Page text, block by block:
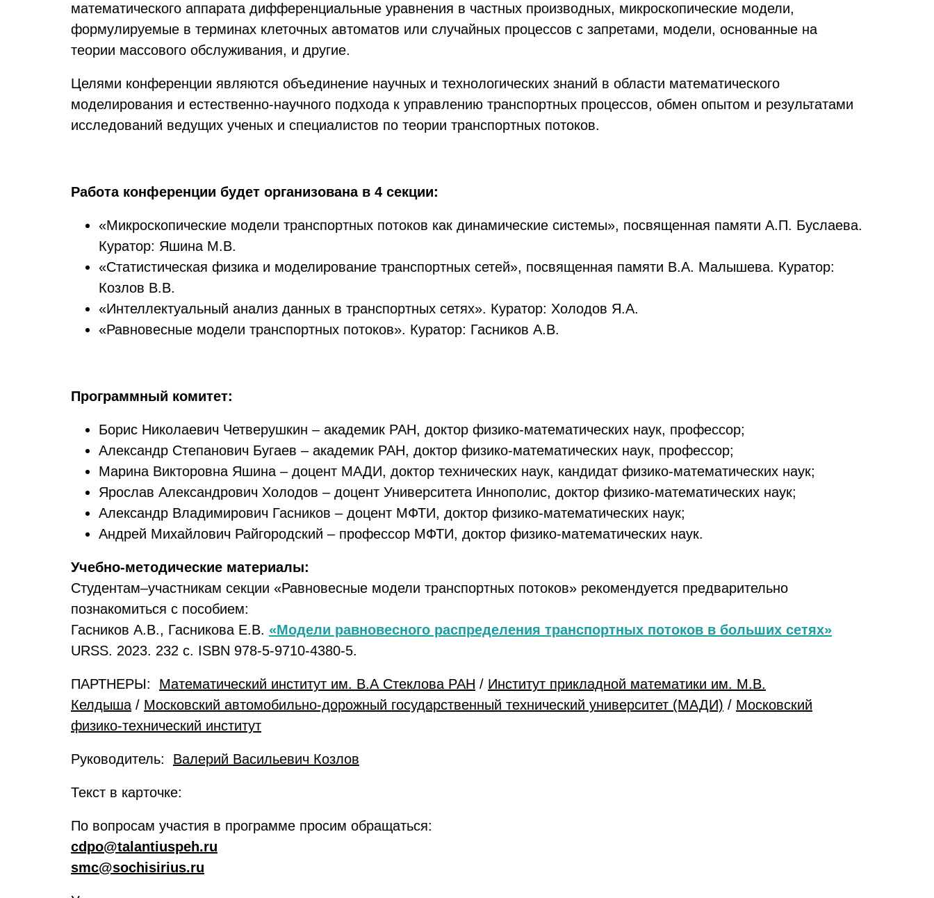
математического аппарата дифференциальные уравнения в частных производных, микроскопические модели,
формулируемые в терминах клеточных автоматов или случайных процессов с запретами, модели, основанные на
теории массового обслуживания, и другие.
Целями конференции являются объединение научных и технологических знаний в области математического
моделирования и естественно-научного подхода к управлению транспортных процессов, обмен опытом и результатами
исследований ведущих ученых и специалистов по теории транспортных потоков.
Работа конференции будет организована в 4 секции:
«Микроскопические модели транспортных потоков как динамические системы», посвященная памяти А.П. Буслаева.
Куратор: Яшина М.В.
«Статистическая физика и моделирование транспортных сетей», посвященная памяти В.А. Малышева. Куратор:
Козлов В.В.
«Интеллектуальный анализ данных в транспортных сетях». Куратор: Холодов Я.А.
«Равновесные модели транспортных потоков». Куратор: Гасников А.В.
Программный комитет:
Борис Николаевич Четверушкин – академик РАН, доктор физико-математических наук, профессор;
Александр Степанович Бугаев – академик РАН, доктор физико-математических наук, профессор;
Марина Викторовна Яшина – доцент МАДИ, доктор технических наук, кандидат физико-математических наук;
Ярослав Александрович Холодов – доцент Университета Иннополис, доктор физико-математических наук;
Александр Владимирович Гасников – доцент МФТИ, доктор физико-математических наук;
Андрей Михайлович Райгородский – профессор МФТИ, доктор физико-математических наук.
Учебно-методические материалы:
Студентам–участникам секции «Равновесные модели транспортных потоков» рекомендуется предварительно
познакомиться с пособием:
Гасников А.В., Гасникова Е.В. «Модели равновесного распределения транспортных потоков в больших сетях»
URSS. 2023. 232 с. ISBN 978-5-9710-4380-5.
ПАРТНЕРЫ: Математический институт им. В.А Стеклова РАН / Институт прикладной математики им. М.В.
Келдыша / Московский автомобильно-дорожный государственный технический университет (МАДИ) / Московский
физико-технический институт
Руководитель: Валерий Васильевич Козлов
Текст в карточке:
По вопросам участия в программе просим обращаться:
cdpo@talantiuspeh.ru
smc@sochisirius.ru